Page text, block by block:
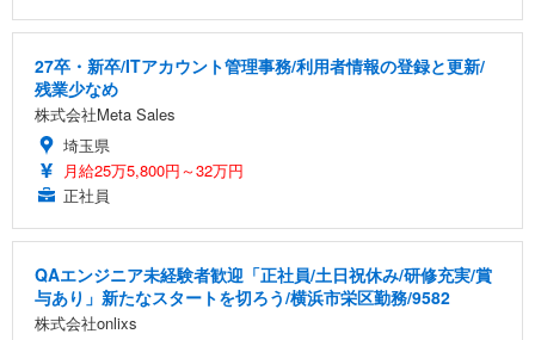
27卒・新卒/ITアカウント管理事務/利用者情報の登録と更新/
残業少なめ
株式会社Meta Sales
埼玉県
月給25万5,800円～32万円
正社員
QAエンジニア未経験者歓迎「正社員/土日祝休み/研修充実/賞
与あり」新たなスタートを切ろう/横浜市栄区勤務/9582
株式会社onlixs